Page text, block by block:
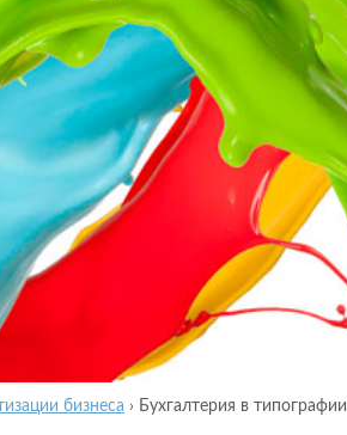
бизнеса › Бухгалтерия в типографии